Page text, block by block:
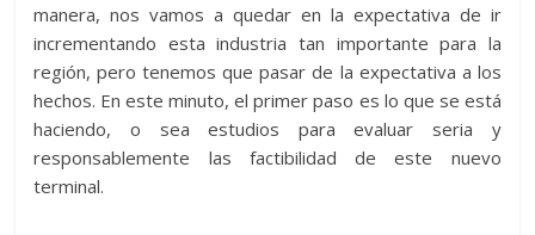
manera, nos vamos a quedar en la expectativa de ir
incrementando esta industria tan importante para la
región, pero tenemos que pasar de la expectativa a los
hechos. En este minuto, el primer paso es lo que se está
haciendo, o sea estudios para evaluar seria y
responsablemente las factibilidad de este nuevo
terminal.